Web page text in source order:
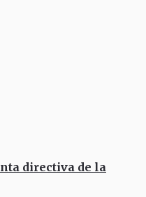
directiva de la